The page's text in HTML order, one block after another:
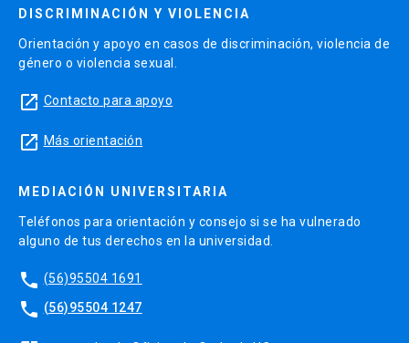
DISCRIMINACIÓN Y VIOLENCIA
Orientación y apoyo en casos de discriminación, violencia de
género o violencia sexual.
launch Contacto para apoyo
launch Más orientación
MEDIACIÓN UNIVERSITARIA
Teléfonos para orientación y consejo si se ha vulnerado
alguno de tus derechos en la universidad.
phone (56)95504 1691
phone (56)95504 1247